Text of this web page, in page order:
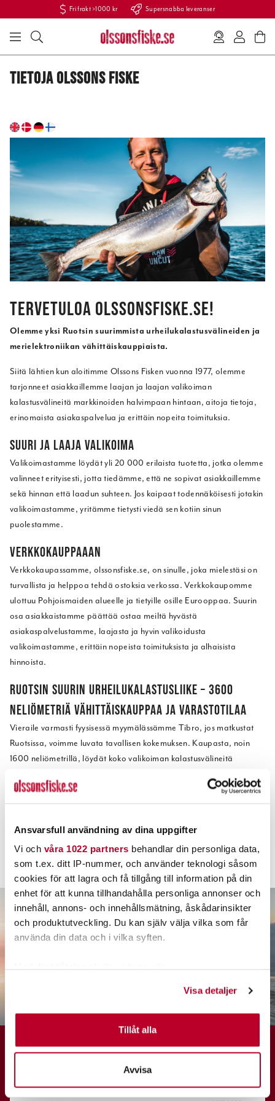
Ansvarsfull användning av dina uppgifter
Vi och våra 1022 partners behandlar din personliga data,
som t.ex. ditt IP-nummer, och använder teknologi såsom
cookies för att lagra och få tillgång till information på din
enhet för att kunna tillhandahålla personliga annonser och
innehåll, annons- och innehållsmätning, åskådarinsikter
och produktutveckling. Du kan själv välja vilka som får
använda din data och i vilka syften.
Identifiera din enhet genom att aktivt skanna den för
specifika kännetecken (fingeravtryck)
Ta reda på mer om hur dina personliga uppgifter
Du kan ändra eller dra tillbaka ditt samtycke när som
helst från cookie-förklaringen.
Visa detaljer
Tillåt alla
Avvisa
Fri frakt >1000 kr Supersnabba leveranser
TIETOJA OLSSONS FISKE
TERVETULOA OLSSONSFISKE.SE!
Olemme yksi Ruotsin suurimmista urheilukalastusvälineiden ja
merielektroniikan vähittäiskauppiaista.
Siitä lähtien kun aloitimme Olssons Fisken vuonna 1977, olemme
tarjonneet asiakkaillemme laajan ja laajan valikoiman
kalastusvälineitä markkinoiden halvimpaan hintaan, aitoja tietoja,
erinomaista asiakaspalvelua ja erittäin nopeita toimituksia.
SUURI JA LAAJA VALIKOIMA
Valikoimastamme löydät yli 20 000 erilaista tuotetta, jotka olemme
valinneet erityisesti, jotta tiedämme, että ne sopivat asiakkaillemme
sekä hinnan että laadun suhteen. Jos kaipaat todennäköisesti jotakin
valikoimastamme, yritämme tietysti viedä sen kotiin sinun
puolestamme.
VERKKOKAUPPAAAN
Verkkokaupassamme, olssonsfiske.se, on sinulle, joka mielestäsi on
turvallista ja helppoa tehdä ostoksia verkossa. Verkkokaupomme
ulottuu Pohjoismaiden alueelle ja tietyille osille Eurooppaa. Suurin
osa asiakkaistamme päättää ostaa meiltä hyvästä
asiakaspalvelustamme, laajasta ja hyvin valikoidusta
valikoimastamme, erittäin nopeista toimituksista ja alhaisista
hinnoista.
RUOTSIN SUURIN URHEILUKALASTUSLIIKE – 3600
NELIÖMETRIÄ VÄHITTÄISKAUPPAA JA VARASTOTILAA
Vieraile varmasti fyysisessä myymälässämme Tibro, jos matkustat
Ruotsissa, voimme luvata tavallisen kokemuksen. Kaupasta, noin
1600 neliömetrillä, löydät koko valikoiman kalastusvälineitä
kaikki onnistuneelle kalastukselle. Keskustele kalastuksesta
adrenaliinia lisäävän kalastusseikkailun.
Käy myymälässämme Tibro (englanniksi) >>
MISSA INGET NYTT
PRENUMERERA PÅ VÅRT NYHETSBREV